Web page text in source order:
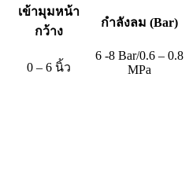
เข้ามุมหน้า
กว้าง
0 – 6 นิ้ว
กำลังลม (Bar)
6 -8 Bar/0.6 – 0.8
MPa